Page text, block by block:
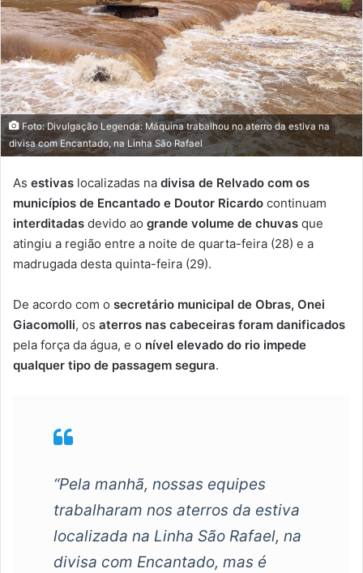
Foto: Divulgação Legenda: Máquina trabalhou no aterro da estiva na
divisa com Encantado, na Linha São Rafael
As estivas localizadas na divisa de Relvado com os
municípios de Encantado e Doutor Ricardo continuam
interditadas devido ao grande volume de chuvas que
atingiu a região entre a noite de quarta-feira (28) e a
madrugada desta quinta-feira (29).
De acordo com o secretário municipal de Obras, Onei
Giacomolli, os aterros nas cabeceiras foram danificados
pela força da água, e o nível elevado do rio impede
qualquer tipo de passagem segura.
“Pela manhã, nossas equipes
trabalharam nos aterros da estiva
localizada na Linha São Rafael, na
divisa com Encantado, mas é